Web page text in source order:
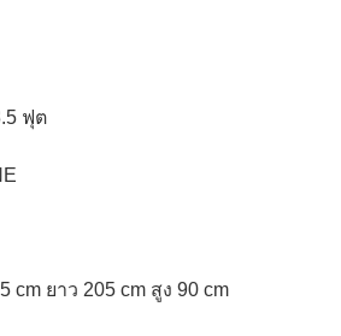
ฟุต
cm ยาว 205 cm สูง 90 cm